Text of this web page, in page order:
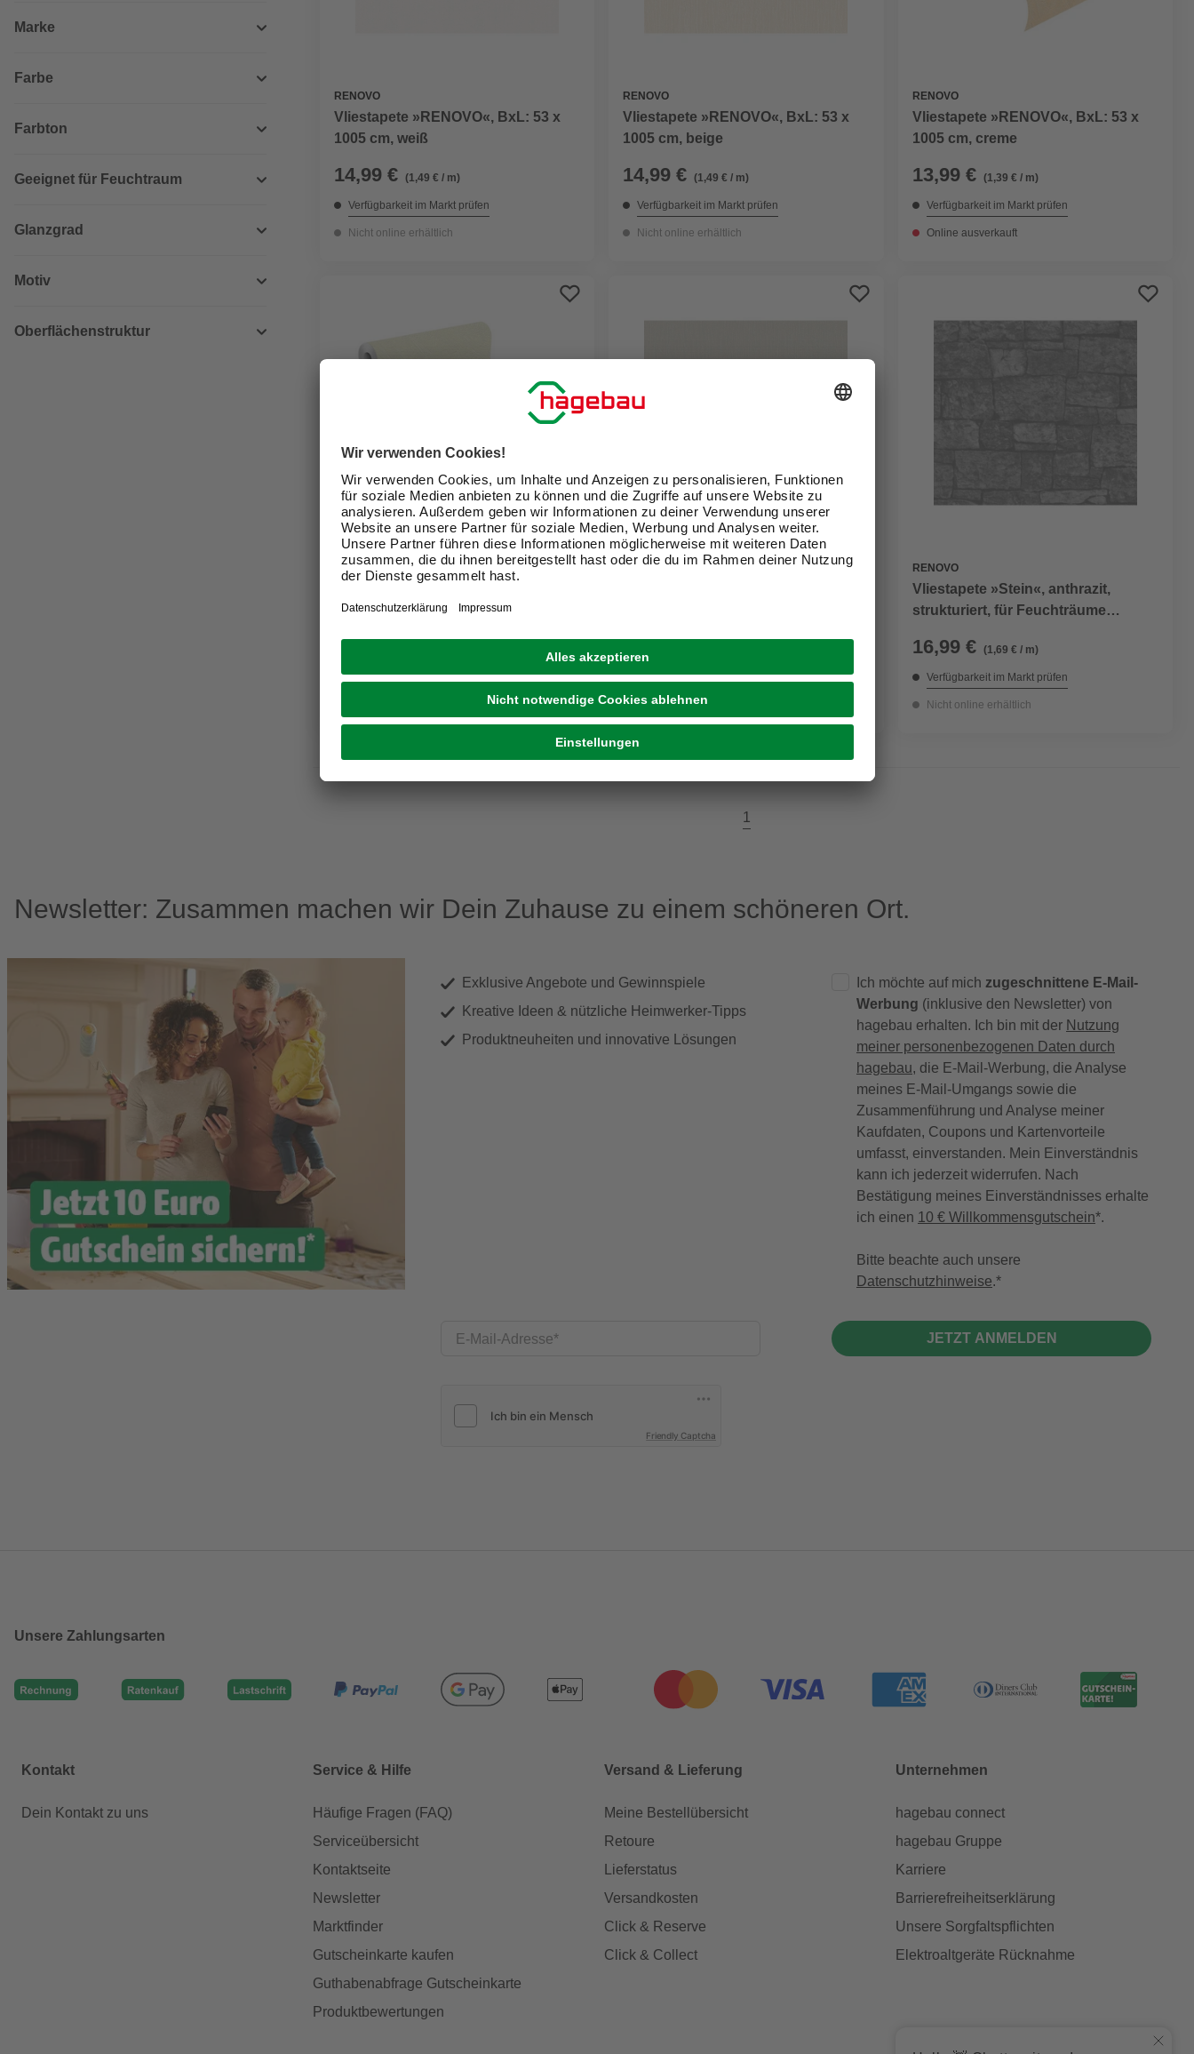
Marke
Farbe
Farbton
Geeignet für Feuchtraum
Glanzgrad
Motiv
Oberflächenstruktur
RENOVO
Vliestapete »RENOVO«, BxL: 53 x
1005 cm, weiß
14,99 € (1,49 € / m)
Verfügbarkeit im Markt prüfen
Nicht online erhältlich
RENOVO
Vliestapete »RENOVO«, BxL: 53 x
1005 cm, beige
14,99 € (1,49 € / m)
Verfügbarkeit im Markt prüfen
Nicht online erhältlich
RENOVO
Vliestapete »RENOVO«, BxL: 53 x
1005 cm, creme
13,99 € (1,39 € / m)
Verfügbarkeit im Markt prüfen
Online ausverkauft
RENOVO
1005 cm, grün
13,99 €
Verfügbarkeit im Markt prüfen
RENOVO
14,99 €
Verfügbarkeit im Markt prüfen
Nicht online erhältlich
RENOVO
Vliestapete »Stein«, anthrazit,
strukturiert, für Feuchträume
16,99 € (1,69 € / m)
Verfügbarkeit im Markt prüfen
Nicht online erhältlich
1
Newsletter: Zusammen machen wir Dein Zuhause zu einem schöneren Ort.
Exklusive Angebote und Gewinnspiele
Kreative Ideen & nützliche Heimwerker-Tipps
Produktneuheiten und innovative Lösungen
E-Mail-Adresse
Friendly Captcha
Ich möchte auf mich zugeschnittene E-Mail-
Werbung (inklusive den Newsletter) von
hagebau erhalten. Ich bin mit der Nutzung
meiner personenbezogenen Daten durch
hagebau, die E-Mail-Werbung, die Analyse
meines E-Mail-Umgangs sowie die
Zusammenführung und Analyse meiner
Kaufdaten, Coupons und Kartenvorteile
umfasst, einverstanden. Mein Einverständnis
kann ich jederzeit widerrufen. Nach
Bestätigung meines Einverständnisses erhalte
ich einen 10 € Willkommensgutschein*.
Bitte beachte auch unsere
Datenschutzhinweise.
JETZT ANMELDEN
Unsere Zahlungsarten
Kontakt
Dein Kontakt zu uns
Service & Hilfe
Häufige Fragen (FAQ)
Serviceübersicht
Kontaktseite
Newsletter
Marktfinder
Gutscheinkarte kaufen
Guthabenabfrage Gutscheinkarte
Produktbewertungen
Versand & Lieferung
Meine Bestellübersicht
Retoure
Lieferstatus
Versandkosten
Click & Reserve
Click & Collect
Unternehmen
hagebau connect
hagebau Gruppe
Karriere
Barrierefreiheitserklärung
Unsere Sorgfaltspflichten
Elektroaltgeräte Rücknahme